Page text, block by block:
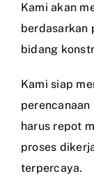
Kami akan
berdasarkan
bidang
Kami siap
harus repot
proses
terpercaya.